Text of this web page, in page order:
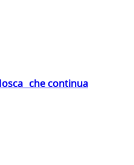
che continua